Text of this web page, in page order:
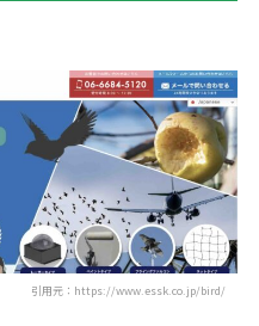
引用元：https://www.essk.co.jp/bird/